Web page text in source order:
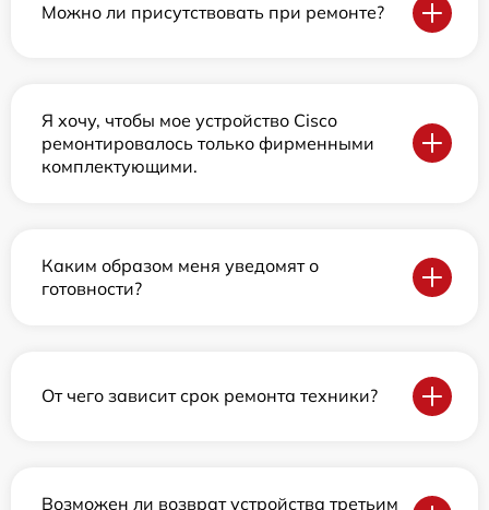
Можно ли присутствовать при ремонте?
Я хочу, чтобы мое устройство Cisco
ремонтировалось только фирменными
комплектующими.
Каким образом меня уведомят о
готовности?
От чего зависит срок ремонта техники?
Возможен ли возврат устройства третьим